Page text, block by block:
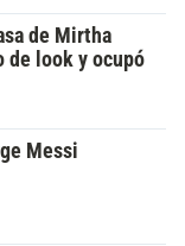
de Mirtha
de look y ocupó
Messi